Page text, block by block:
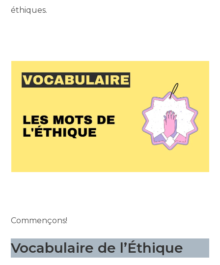
éthiques.
Commençons!
Vocabulaire de l’Éthique